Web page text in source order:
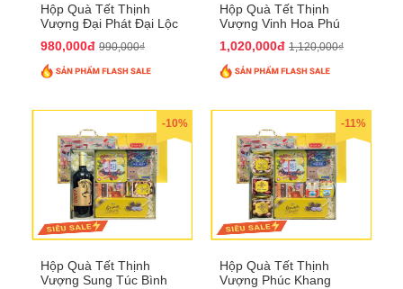
Hộp Quà Tết Thịnh
Vượng Đại Phát Đại Lộc
980,000đ 990,000₫
Hộp Quà Tết Thịnh
Vượng Vinh Hoa Phú
1,020,000đ 1,120,000₫
-10%
Hộp Quà Tết Thịnh
Vượng Sung Túc Bình
-11%
Hộp Quà Tết Thịnh
Vượng Phúc Khang